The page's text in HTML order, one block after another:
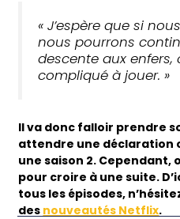
« J’espère que si
nous pourrons
descente aux enfers,
compliqué à jouer. »
Il va donc falloir prendre
attendre une déclaration
une saison 2. Cependant,
pour croire à une suite.
tous les épisodes,
des nouveautés Netflix.